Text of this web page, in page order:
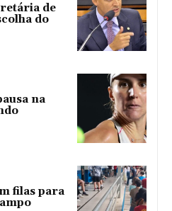
de
do
na
filas para